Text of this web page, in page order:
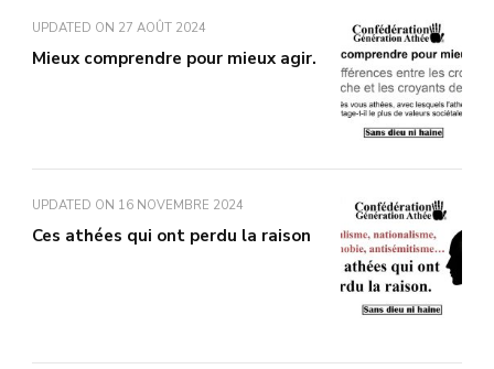
UPDATED ON 27 AOÛT 2024
Mieux comprendre pour mieux agir.
UPDATED ON 16 NOVEMBRE 2024
Ces athées qui ont perdu la raison